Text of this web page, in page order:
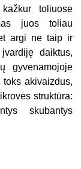
toliuose
juos toliau
argi ne taip ir
daiktus,
gyvenamojoje
akivaizdus,
struktūra:
skubantys